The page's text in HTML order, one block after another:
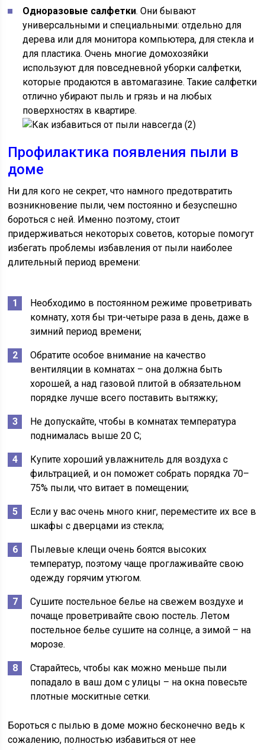
Одноразовые салфетки. Они бывают
универсальными и специальными: отдельно для
дерева или для монитора компьютера, для стекла и
для пластика. Очень многие домохозяйки
используют для повседневной уборки салфетки,
которые продаются в автомагазине. Такие салфетки
отлично убирают пыль и грязь и на любых
поверхностях в квартире.
Профилактика появления пыли в
доме
Ни для кого не секрет, что намного предотвратить
возникновение пыли, чем постоянно и безуспешно
бороться с ней. Именно поэтому, стоит
придерживаться некоторых советов, которые помогут
избегать проблемы избавления от пыли наиболее
длительный период времени:
Необходимо в постоянном режиме проветривать
комнату, хотя бы три-четыре раза в день, даже в
зимний период времени;
Обратите особое внимание на качество
вентиляции в комнатах – она должна быть
хорошей, а над газовой плитой в обязательном
порядке лучше всего поставить вытяжку;
Не допускайте, чтобы в комнатах температура
поднималась выше 20 C;
Купите хороший увлажнитель для воздуха с
фильтрацией, и он поможет собрать порядка 70–
75% пыли, что витает в помещении;
Если у вас очень много книг, переместите их все в
шкафы с дверцами из стекла;
Пылевые клещи очень боятся высоких
температур, поэтому чаще проглаживайте свою
одежду горячим утюгом.
Сушите постельное белье на свежем воздухе и
почаще проветривайте свою постель. Летом
постельное белье сушите на солнце, а зимой – на
морозе.
Старайтесь, чтобы как можно меньше пыли
попадало в ваш дом с улицы – на окна повесьте
плотные москитные сетки.
Бороться с пылью в доме можно бесконечно ведь к
сожалению, полностью избавиться от нее